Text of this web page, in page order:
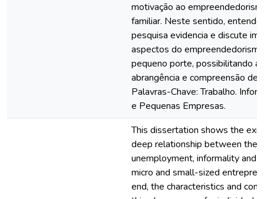
motivação ao
familiar. Neste sentido,
pesquisa evidencia e discute
aspectos do
pequeno porte, possibilitando a
abrangência e compreensão
Palavras-Chave: Trabalho.
e Pequenas Empresas.
This dissertation shows the
deep relationship between the
unemployment, informality and
micro and small-sized
end, the characteristics and